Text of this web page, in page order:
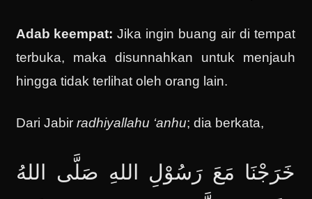
Adab keempat: Jika ingin buang air di tempat
terbuka, maka disunnahkan untuk menjauh
hingga tidak terlihat oleh orang lain.
Dari Jabirradhiyallahu ‘anhu; dia berkata,
خَرَجْنَا مَعَ رَسُوْلِ اللهِ صَلَّى اللهُ